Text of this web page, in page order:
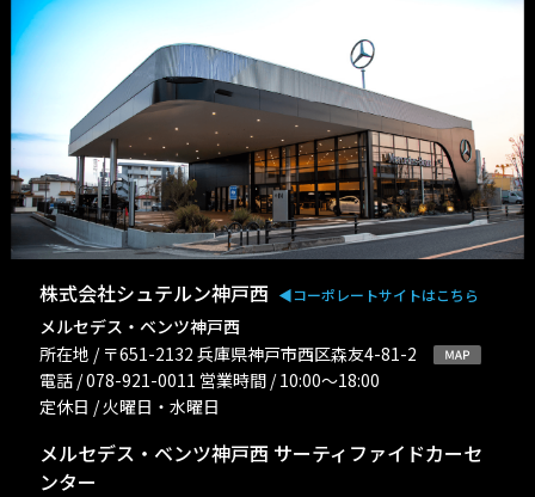
株式会社シュテルン神戸西 ◀︎コーポレートサイトはこちら
メルセデス・ベンツ神戸西
所在地 / 〒651-2132 兵庫県神戸市西区森友4-81-2
電話 / 078-921-0011 営業時間 / 10:00〜18:00
定休日 / 火曜日・水曜日
メルセデス・ベンツ神戸西 サーティファイドカーセ
ンター